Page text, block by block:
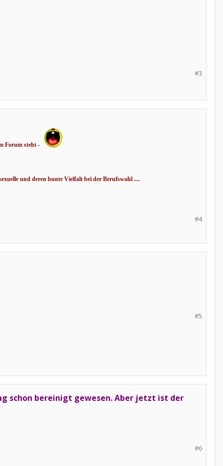
#3
Forum steht -
und deren bunte Vielfalt bei der Berufswahl ....
#4
#5
schon bereinigt gewesen. Aber jetzt ist der
#6